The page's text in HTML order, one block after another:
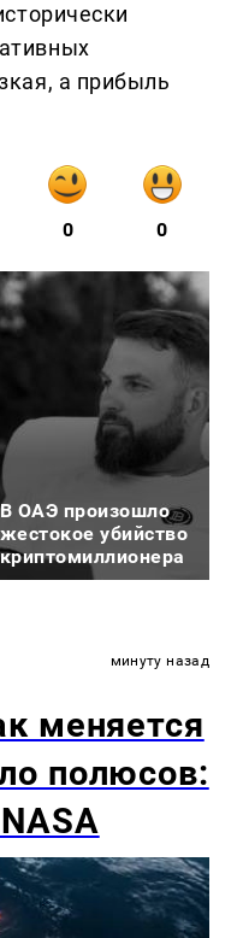
а прибыль
0 0
В ОАЭ произошло
жестокое убийство
криптомиллионера
минуту назад
меняется
полюсов: